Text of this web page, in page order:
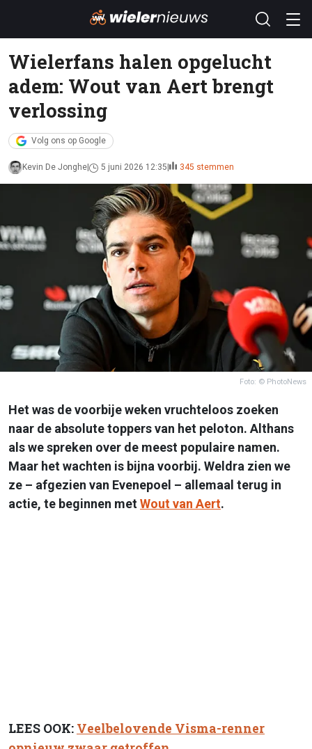
Wielerfans halen opgelucht
adem: Wout van Aert brengt
verlossing
Volg ons op Google
Kevin De Jonghe 5 juni 2026 12:35 345 stemmen
Foto: © PhotoNews
Het was de voorbije weken vruchteloos zoeken
naar de absolute toppers van het peloton. Althans
als we spreken over de meest populaire namen.
Maar het wachten is bijna voorbij. Weldra zien we
ze – afgezien van Evenepoel – allemaal terug in
actie, te beginnen metWout van Aert.
LEES OOK: Veelbelovende Visma-renner